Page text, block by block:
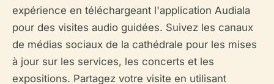
expérience en téléchargeant l'application Audiala
pour des visites audio guidées. Suivez les canaux
de médias sociaux de la cathédrale pour les mises
à jour sur les services, les concerts et les
expositions. Partagez votre visite en utilisant